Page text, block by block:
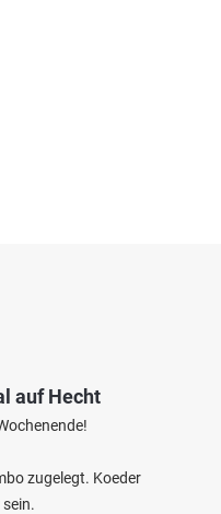
auf Hecht
zugelegt. Koeder